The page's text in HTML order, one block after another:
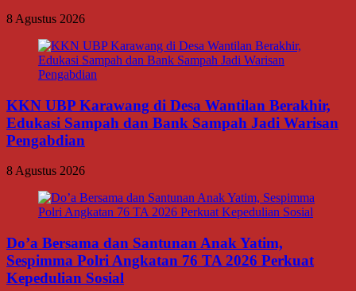
8 Agustus 2026
KKN UBP Karawang di Desa Wantilan Berakhir,
Edukasi Sampah dan Bank Sampah Jadi Warisan
Pengabdian
8 Agustus 2026
Do’a Bersama dan Santunan Anak Yatim,
Sespimma Polri Angkatan 76 TA 2026 Perkuat
Kepedulian Sosial